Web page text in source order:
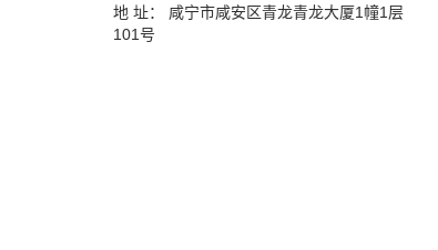
地 址： 咸宁市咸安区青龙青龙大厦1幢1层
101号